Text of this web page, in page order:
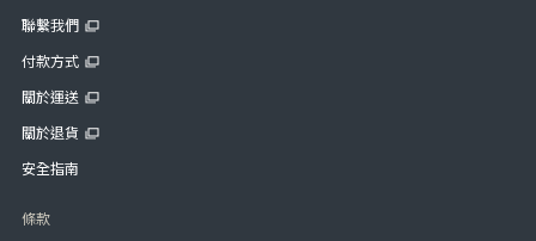
聯繫我們
付款方式
關於運送
關於退貨
安全指南
條款